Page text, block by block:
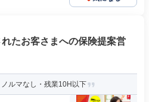
たお客さまへの保険提案営
ノルマなし・残業10H以下